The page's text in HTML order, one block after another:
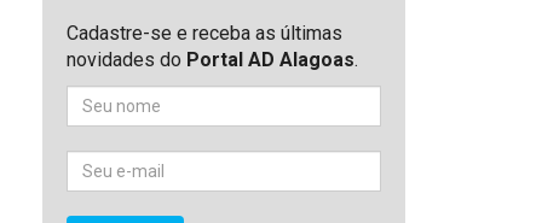
Cadastre-se e receba as últimas
novidades do Portal AD Alagoas.